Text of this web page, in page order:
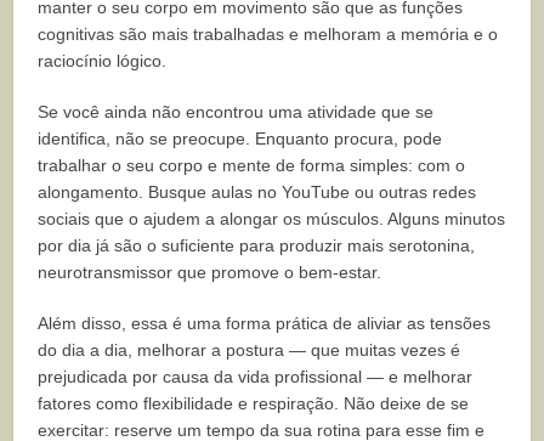
manter o seu corpo em movimento são que as funções
cognitivas são mais trabalhadas e melhoram a memória e o
raciocínio lógico.
Se você ainda não encontrou uma atividade que se
identifica, não se preocupe. Enquanto procura, pode
trabalhar o seu corpo e mente de forma simples: com o
alongamento. Busque aulas no YouTube ou outras redes
sociais que o ajudem a alongar os músculos. Alguns minutos
por dia já são o suficiente para produzir mais serotonina,
neurotransmissor que promove o bem-estar.
Além disso, essa é uma forma prática de aliviar as tensões
do dia a dia, melhorar a postura — que muitas vezes é
prejudicada por causa da vida profissional — e melhorar
fatores como flexibilidade e respiração. Não deixe de se
exercitar: reserve um tempo da sua rotina para esse fim e